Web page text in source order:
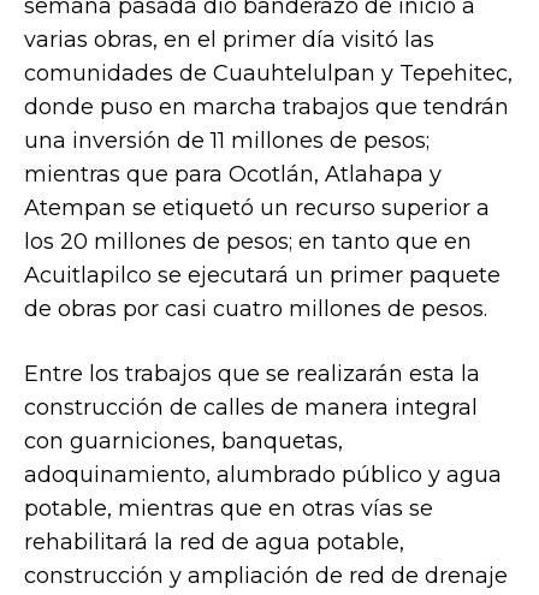
semana pasada dio banderazo de inicio a
varias obras, en el primer día visitó las
comunidades de Cuauhtelulpan y Tepehitec,
donde puso en marcha trabajos que tendrán
una inversión de 11 millones de pesos;
mientras que para Ocotlán, Atlahapa y
Atempan se etiquetó un recurso superior a
los 20 millones de pesos; en tanto que en
Acuitlapilco se ejecutará un primer paquete
de obras por casi cuatro millones de pesos.
Entre los trabajos que se realizarán esta la
construcción de calles de manera integral
con guarniciones, banquetas,
adoquinamiento, alumbrado público y agua
potable, mientras que en otras vías se
rehabilitará la red de agua potable,
construcción y ampliación de red de drenaje